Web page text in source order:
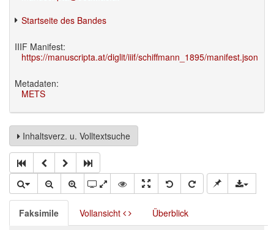
Startseite des Bandes
IIIF Manifest:
https://manuscripta.at/diglit/iiif/schiffmann_1895/manifest.json
Metadaten:
METS
Inhaltsverz. u. Volltextsuche
Faksimile Vollansicht Überblick